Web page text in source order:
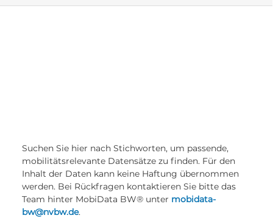
Suchen Sie hier nach Stichworten, um passende,
mobilitätsrelevante Datensätze zu finden. Für den
Inhalt der Daten kann keine Haftung übernommen
werden. Bei Rückfragen kontaktieren Sie bitte das
Team hinter MobiData BW® unter mobidata-
bw@nvbw.de.